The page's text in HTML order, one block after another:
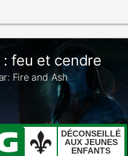
feu et cendre
Fire and Ash
DÉCONSEILLÉ
AUX JEUNES
ENFANTS